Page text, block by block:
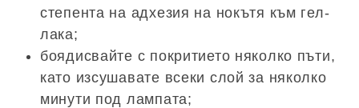
степента на адхезия на нокътя към гел-
лака;
боядисвайте с покритието няколко пъти,
като изсушавате всеки слой за няколко
минути под лампата;